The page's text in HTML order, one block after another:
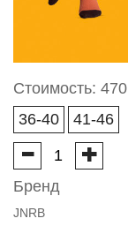
Стоимость: 470
36-40
41-46
Бренд
JNRB